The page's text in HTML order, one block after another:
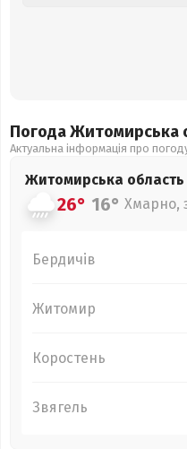
Погода Житомирська
Актуальна інформація про
Житомирська область
26° 16° Хмарно,
Бердичів
Житомир
Коростень
Звягель